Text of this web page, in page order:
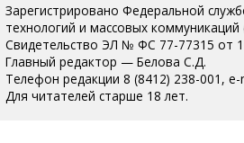
Зарегистрировано Федеральной
технологий и массовых коммуникаций
Свидетельство ЭЛ № ФС 77-77315 от
Главный редактор — Белова С.Д.
Телефон редакции 8 (8412) 238-001,
Для читателей старше 18 лет.